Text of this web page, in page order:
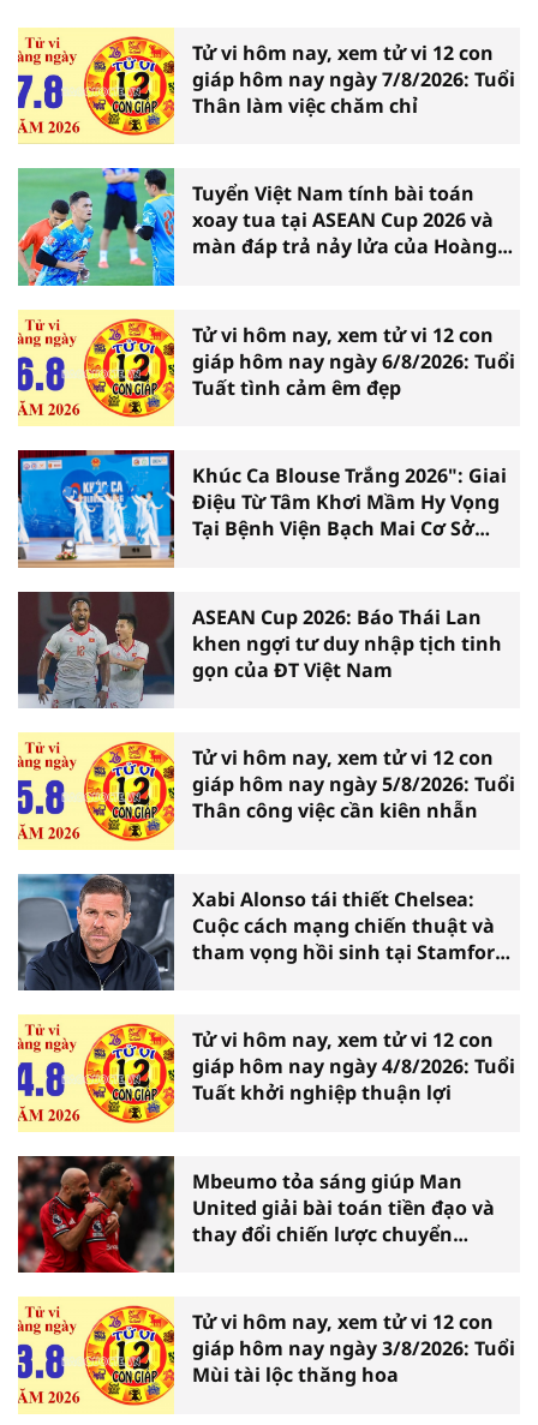
Tử vi hôm nay, xem tử vi 12 con
giáp hôm nay ngày 7/8/2026: Tuổi
Thân làm việc chăm chỉ
Tuyển Việt Nam tính bài toán
xoay tua tại ASEAN Cup 2026 và
màn đáp trả nảy lửa của Hoàng
Tử vi hôm nay, xem tử vi 12 con
giáp hôm nay ngày 6/8/2026: Tuổi
Tuất tình cảm êm đẹp
Khúc Ca Blouse Trắng 2026": Giai
Điệu Từ Tâm Khơi Mầm Hy Vọng
Tại Bệnh Viện Bạch Mai Cơ Sở
ASEAN Cup 2026: Báo Thái Lan
khen ngợi tư duy nhập tịch tinh
gọn của ĐT Việt Nam
Tử vi hôm nay, xem tử vi 12 con
giáp hôm nay ngày 5/8/2026: Tuổi
Thân công việc cần kiên nhẫn
Xabi Alonso tái thiết Chelsea:
Cuộc cách mạng chiến thuật và
tham vọng hồi sinh tại Stamford
Tử vi hôm nay, xem tử vi 12 con
giáp hôm nay ngày 4/8/2026: Tuổi
Tuất khởi nghiệp thuận lợi
Mbeumo tỏa sáng giúp Man
United giải bài toán tiền đạo và
thay đổi chiến lược chuyển
Tử vi hôm nay, xem tử vi 12 con
giáp hôm nay ngày 3/8/2026: Tuổi
Mùi tài lộc thăng hoa